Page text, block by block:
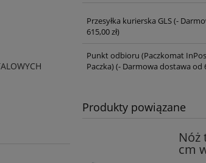
Cena
Przesyłka kurierska GLS(-
615,00 zł)
Punkt odbioru (Paczkomat
Paczka)(- Darmowa dostawa od
Produkty powiązane
Nóż
cm